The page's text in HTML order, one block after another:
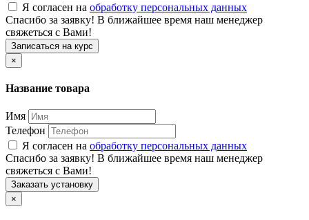
Я согласен на обработку персональных данных
Спасибо за заявку! В ближайшее время наш менеджер
свяжеться с Вами!
Записаться на курс
×
Название товара
Имя
Телефон
Я согласен на обработку персональных данных
Спасибо за заявку! В ближайшее время наш менеджер
свяжеться с Вами!
Заказать установку
×